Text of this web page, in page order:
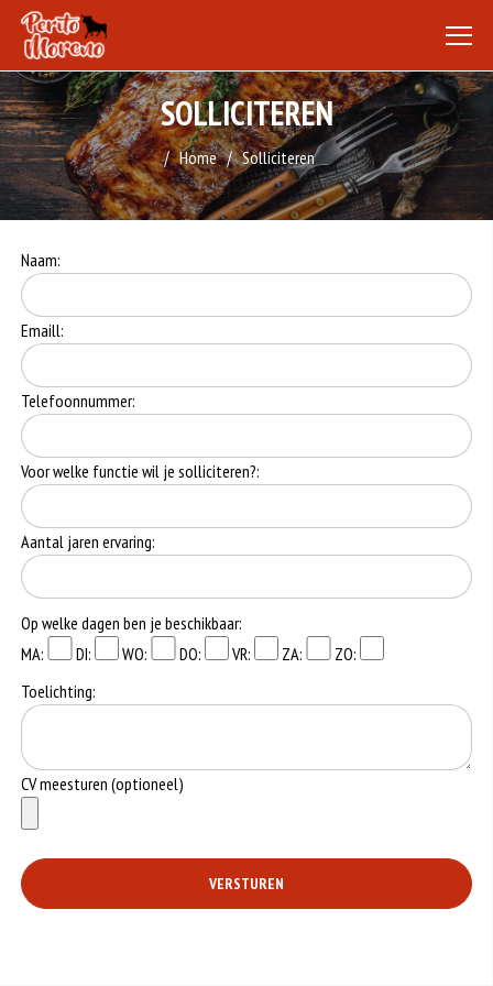
SOLLICITEREN
Home Solliciteren
Naam:
Emaill:
Telefoonnummer:
Voor welke functie wil je solliciteren?:
Aantal jaren ervaring:
Op welke dagen ben je beschikbaar:
MA:
DI: WO: DO: VR: ZA:
ZO:
Toelichting:
CV meesturen (optioneel)